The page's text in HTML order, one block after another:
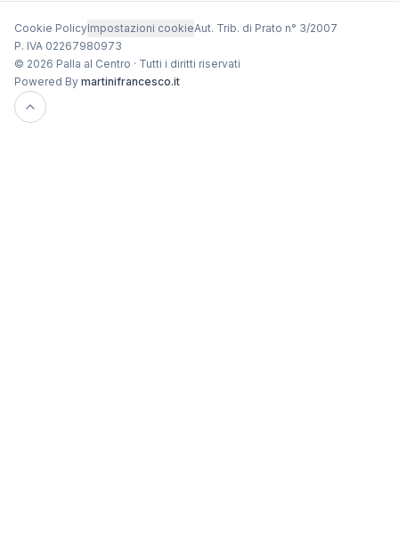
Cookie PolicyImpostazioni cookieAut. Trib. di Prato n° 3/2007
P. IVA 02267980973
© 2026 Palla al Centro · Tutti i diritti riservati
Powered By martinifrancesco.it